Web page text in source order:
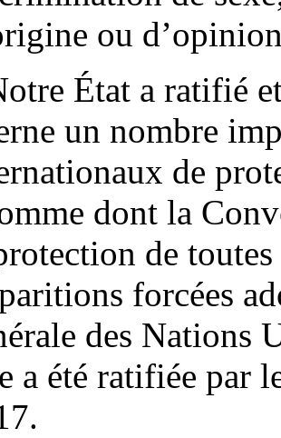
ou
État a ratifié
un nombre
de
dont la
de
forcées
des Nations
a été ratifiée par